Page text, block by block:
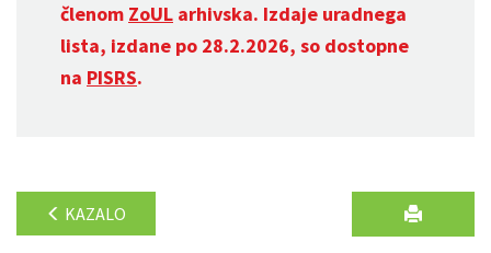
členom ZoUL arhivska. Izdaje uradnega
lista, izdane po 28.2.2026, so dostopne
na PISRS.
KAZALO